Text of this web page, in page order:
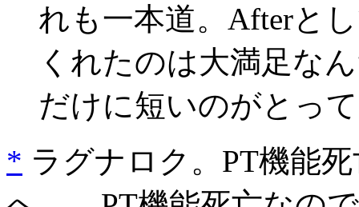
れも一本道。Afterと
くれたのは大満足な
だけに短いのがとっ
* ラグナロク。PT機能